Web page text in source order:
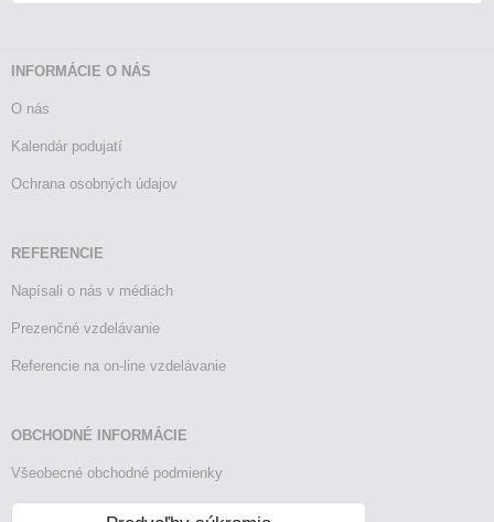
INFORMÁCIE O NÁS
O nás
Kalendár podujatí
Ochrana osobných údajov
REFERENCIE
Napísali o nás v médiách
Prezenčné vzdelávanie
Referencie na on-line vzdelávanie
OBCHODNÉ INFORMÁCIE
Všeobecné obchodné podmienky
Reklamačný poriadok